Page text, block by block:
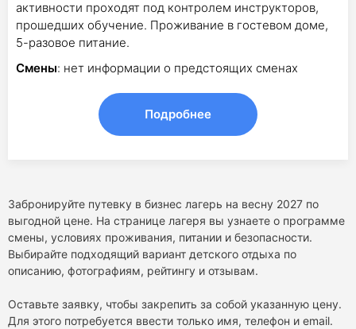
активности проходят под контролем инструкторов,
прошедших обучение. Проживание в гостевом доме,
5-разовое питание.
Смены: нет информации о предстоящих сменах
Подробнее
Забронируйте путевку в бизнес лагерь на весну 2027 по
выгодной цене. На странице лагеря вы узнаете о программе
смены, условиях проживания, питании и безопасности.
Выбирайте подходящий вариант детского отдыха по
описанию, фотографиям, рейтингу и отзывам.
Оставьте заявку, чтобы закрепить за собой указанную цену.
Для этого потребуется ввести только имя, телефон и email.